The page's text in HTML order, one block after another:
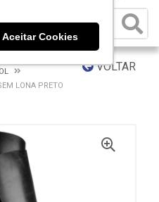
Aceitar Cookies
VOLTAR
LONA PRETO